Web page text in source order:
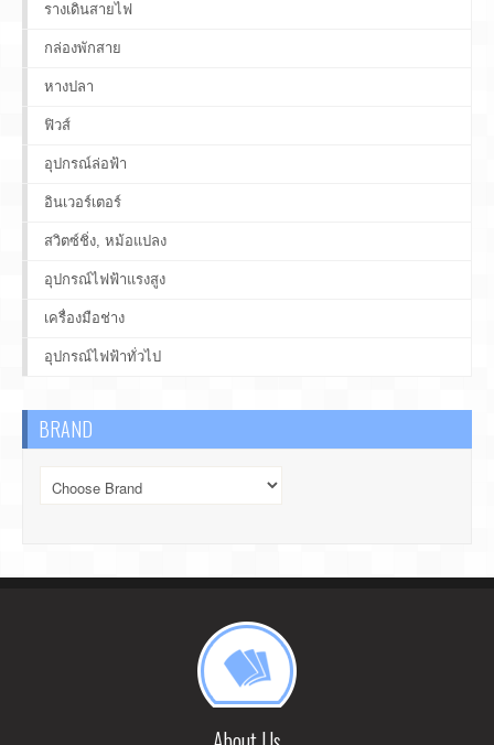
รางเดินสายไฟ
กล่องพักสาย
หางปลา
ฟิวส์
อุปกรณ์ล่อฟ้า
อินเวอร์เตอร์
สวิตซ์ชิ่ง, หม้อแปลง
อุปกรณ์ไฟฟ้าแรงสูง
เครื่องมือช่าง
อุปกรณ์ไฟฟ้าทั่วไป
BRAND